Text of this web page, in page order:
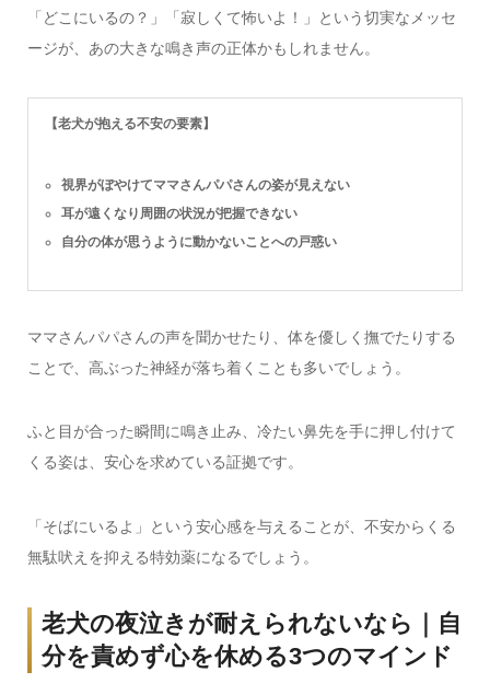
「どこにいるの？」「寂しくて怖いよ！」という切実なメッセ
ージが、あの大きな鳴き声の正体かもしれません。
【老犬が抱える不安の要素】
視界がぼやけてママさんパパさんの姿が見えない
耳が遠くなり周囲の状況が把握できない
自分の体が思うように動かないことへの戸惑い
ママさんパパさんの声を聞かせたり、体を優しく撫でたりする
ことで、高ぶった神経が落ち着くことも多いでしょう。
ふと目が合った瞬間に鳴き止み、冷たい鼻先を手に押し付けて
くる姿は、安心を求めている証拠です。
「そばにいるよ」という安心感を与えることが、不安からくる
無駄吠えを抑える特効薬になるでしょう。
老犬の夜泣きが耐えられないなら｜自
分を責めず心を休める3つのマインド